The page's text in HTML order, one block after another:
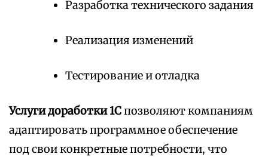
Разработка технического задания
Реализация изменений
Тестирование и отладка
Услуги доработки 1Спозволяют компаниям
адаптировать программное обеспечение
под свои конкретные потребности, что